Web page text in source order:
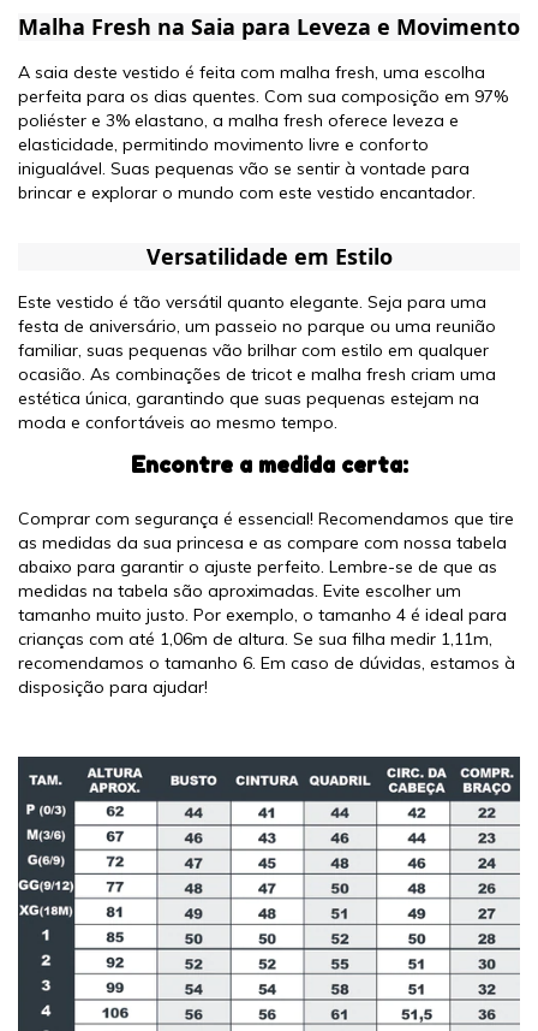
Malha Fresh na Saia para Leveza e Movimento
A saia deste vestido é feita com malha fresh, uma escolha
perfeita para os dias quentes. Com sua composição em 97%
poliéster e 3% elastano, a malha fresh oferece leveza e
elasticidade, permitindo movimento livre e conforto
inigualável. Suas pequenas vão se sentir à vontade para
brincar e explorar o mundo com este vestido encantador.
Versatilidade em Estilo
Este vestido é tão versátil quanto elegante. Seja para uma
festa de aniversário, um passeio no parque ou uma reunião
familiar, suas pequenas vão brilhar com estilo em qualquer
ocasião. As combinações de tricot e malha fresh criam uma
estética única, garantindo que suas pequenas estejam na
moda e confortáveis ao mesmo tempo.
Encontre a medida certa:
Comprar com segurança é essencial! Recomendamos que tire
as medidas da sua princesa e as compare com nossa tabela
abaixo para garantir o ajuste perfeito. Lembre-se de que as
medidas na tabela são aproximadas. Evite escolher um
tamanho muito justo. Por exemplo, o tamanho 4 é ideal para
crianças com até 1,06m de altura. Se sua filha medir 1,11m,
recomendamos o tamanho 6. Em caso de dúvidas, estamos à
disposição para ajudar!